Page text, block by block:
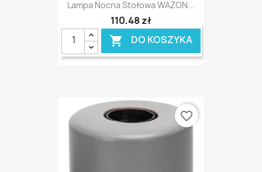
Lampa Nocna Stołowa WAZON...
110,48 zł
 DO KOSZYKA
favorite_border